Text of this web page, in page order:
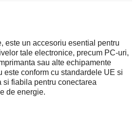
este un accesoriu esential pentru
tale electronice, precum PC-uri,
sau alte echipamente
este conform cu standardele UE si
si fiabila pentru conectarea
de energie.